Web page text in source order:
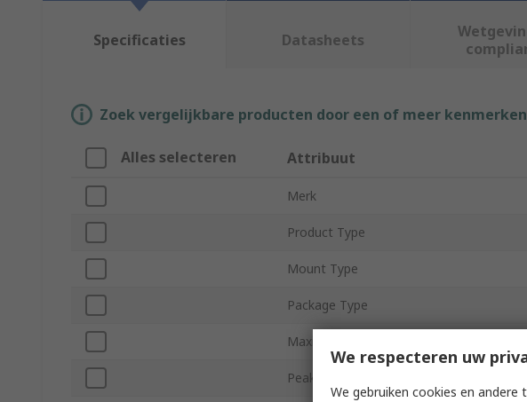
Specificaties Datasheets
Zoek vergelijkbare producten door een of meer
Alles selecteren Attribuut
Merk
Product Type
Mount Type
Package Type
Maximum Continuous Forward Current If
Peak Reverse Repetitive Voltage Vrrm
We respecteren uw
We gebruiken cookies en